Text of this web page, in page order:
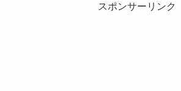
スポンサーリンク